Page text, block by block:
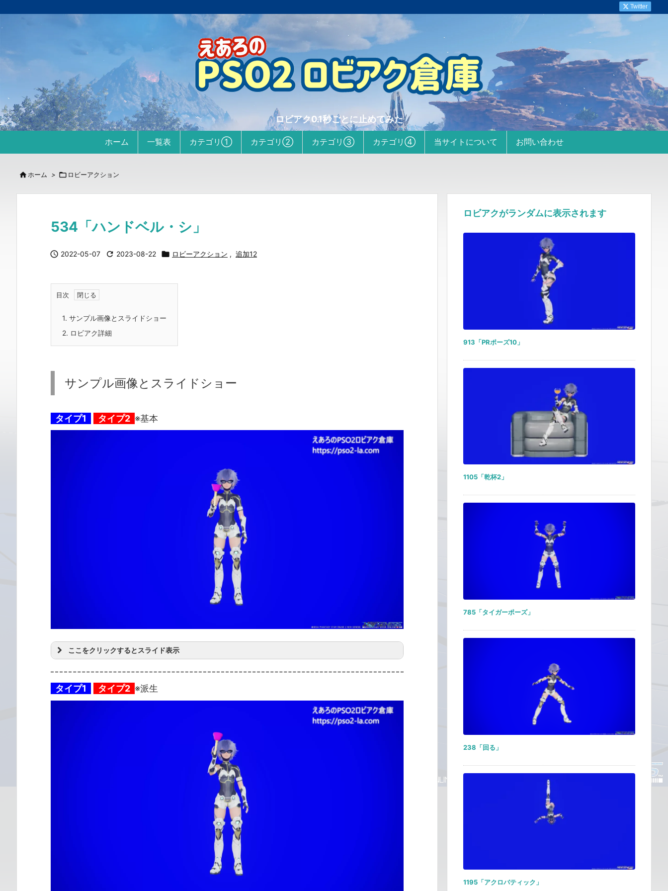
ロビアク0.1秒ごとに止めてみた
ホーム 一覧表 カテゴリ① カテゴリ② カテゴリ③ カテゴリ④ 当サイトについて お問い合わせ
Twitter
 ホーム >  ロビーアクション
534「ハンドベル・シ」
 2022-05-07  2023-08-22  ロビーアクション , 追加12
目次
1. サンプル画像とスライドショー
2. ロビアク詳細
サンプル画像とスライドショー
タイプ1 タイプ2 ※基本
ここをクリックするとスライド表示
タイプ1 タイプ2 ※派生
ロビアクがランダムに表示されます
913「PRポーズ10」
1105「乾杯2」
785「タイガーポーズ」
238「回る」
1195「アクロバティック」